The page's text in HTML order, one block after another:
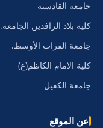
جامعة القادسية
كلية بلاد الرافدين الجامعة.
جامعة الفرات الأوسط.
كلية الامام الكاظم(ع)
جامعة الكفيل
عن الموقع